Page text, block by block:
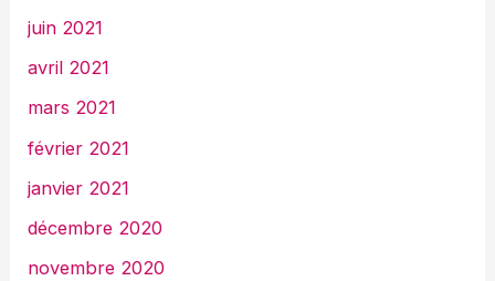
juin 2021
avril 2021
mars 2021
février 2021
janvier 2021
décembre 2020
novembre 2020